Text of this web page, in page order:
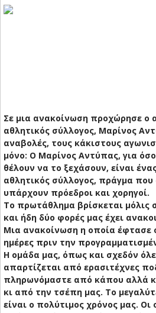
Σε μια ανακοίνωση προχώρησε ο
αθλητικός σύλλογος, Μαρίνος
αναβολές, τους κάκιστους
μόνο: Ο Μαρίνος Αντύπας, για
θέλουν να το ξεχάσουν, είναι
αθλητικός σύλλογος, πράγμα που
υπάρχουν πρόεδροι και χορηγοί.
Το πρωτάθλημα βρίσκεται μόλις
και ήδη δύο φορές μας έχει
Μια ανακοίνωση η οποία έφτασε
ημέρες πριν την
Η ομάδα μας, όπως και σχεδόν
απαρτίζεται από ερασιτέχνες
πληρωνόμαστε από κάπου αλλά
κι από την τσέπη μας. Το
είναι ο πολύτιμος χρόνος μας.